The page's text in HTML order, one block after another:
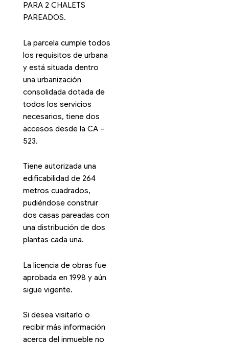
PARA 2 CHALETS
PAREADOS.
La parcela cumple todos
los requisitos de urbana
y está situada dentro
una urbanización
consolidada dotada de
todos los servicios
necesarios, tiene dos
accesos desde la CA –
523.
Tiene autorizada una
edificabilidad de 264
metros cuadrados,
pudiéndose construir
dos casas pareadas con
una distribución de dos
plantas cada una.
La licencia de obras fue
aprobada en 1998 y aún
sigue vigente.
Si desea visitarlo o
recibir más información
acerca del inmueble no